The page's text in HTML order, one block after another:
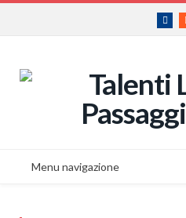
Menu navigazione